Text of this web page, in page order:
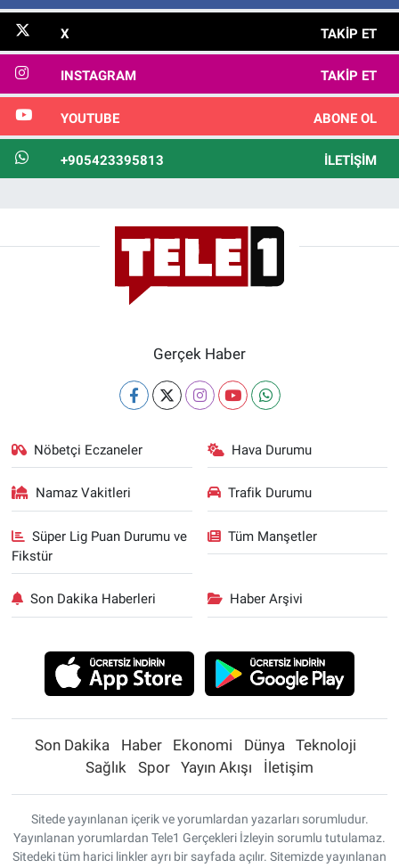
X TAKIP ET
INSTAGRAM TAKIP ET
YOUTUBE ABONE OL
+905423395813 İLETIŞIM
Gerçek Haber
Nöbetçi Eczaneler Hava Durumu
Namaz Vakitleri Trafik Durumu
Süper Lig Puan Durumu ve
Fikstür
Tüm Manşetler
Son Dakika Haberleri Haber Arşivi
Son Dakika Haber Ekonomi Dünya
Teknoloji
Sağlık
Spor Yayın Akışı İletişim
Sitede yayınlanan içerik ve yorumlardan yazarları sorumludur.
Yayınlanan yorumlardan Tele1 Gerçekleri İzleyin sorumlu tutulamaz.
Sitedeki tüm harici linkler ayrı bir sayfada açılır. Sitemizde yayınlanan